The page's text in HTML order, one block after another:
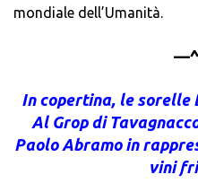
mondiale dell’Umanità.
In copertina, le sorelle
Al Grop di
Paolo Abramo in
vini